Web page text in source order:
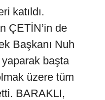
katıldı.
ÇETİN’in de
Başkanı Nuh
başta
üzere tüm
BARAKLI,